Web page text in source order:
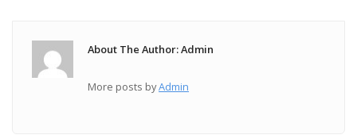
About The Author: Admin
More posts byAdmin